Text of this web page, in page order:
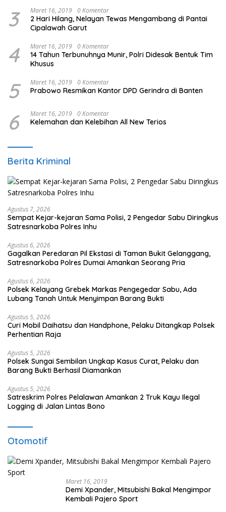
3 Maret 16, 2019 0 Komentar
2 Hari Hilang, Nelayan Tewas Mengambang di Pantai
Cipalawah Garut
4 Maret 16, 2019 0 Komentar
14 Tahun Terbunuhnya Munir, Polri Didesak Bentuk Tim
Khusus
5 Maret 16, 2019 0 Komentar
Prabowo Resmikan Kantor DPD Gerindra di Banten
6 Maret 16, 2019 0 Komentar
Kelemahan dan Kelebihan All New Terios
Berita Kriminal
Agustus 7, 2026
Sempat Kejar-kejaran Sama Polisi, 2 Pengedar Sabu Diringkus
Satresnarkoba Polres Inhu
Agustus 6, 2026
Gagalkan Peredaran Pil Ekstasi di Taman Bukit Gelanggang,
Satresnarkoba Polres Dumai Amankan Seorang Pria
Agustus 6, 2026
Polsek Kelayang Grebek Markas Pengegedar Sabu, Ada
Lubang Tanah Untuk Menyimpan Barang Bukti
Agustus 5, 2026
Curi Mobil Daihatsu dan Handphone, Pelaku Ditangkap Polsek
Perhentian Raja
Agustus 5, 2026
Polsek Sungai Sembilan Ungkap Kasus Curat, Pelaku dan
Barang Bukti Berhasil Diamankan
Agustus 5, 2026
Satreskrim Polres Pelalawan Amankan 2 Truk Kayu Ilegal
Logging di Jalan Lintas Bono
Otomotif
Maret 16, 2019
Demi Xpander, Mitsubishi Bakal Mengimpor
Kembali Pajero Sport